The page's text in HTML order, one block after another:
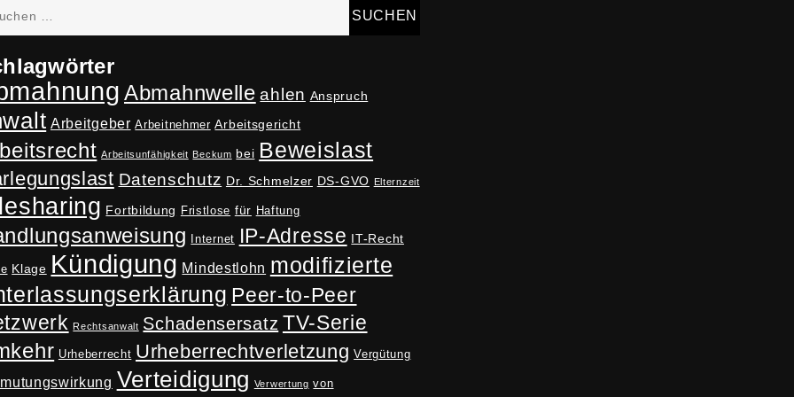
Abmahnwelle ahlen Anspruch
Arbeitgeber Arbeitnehmer Arbeitsgericht
Arbeitsunfähigkeit Beckum bei Beweislast
Datenschutz Dr. Schmelzer DS-GVO Elternzeit
Fortbildung Fristlose für Haftung
Internet IP-Adresse IT-Recht
Klage Kündigung Mindestlohn modifizierte
Peer-to-Peer
Rechtsanwalt Schadensersatz TV-Serie
Urheberrecht Urheberrechtverletzung Vergütung
Verteidigung Verwertung von